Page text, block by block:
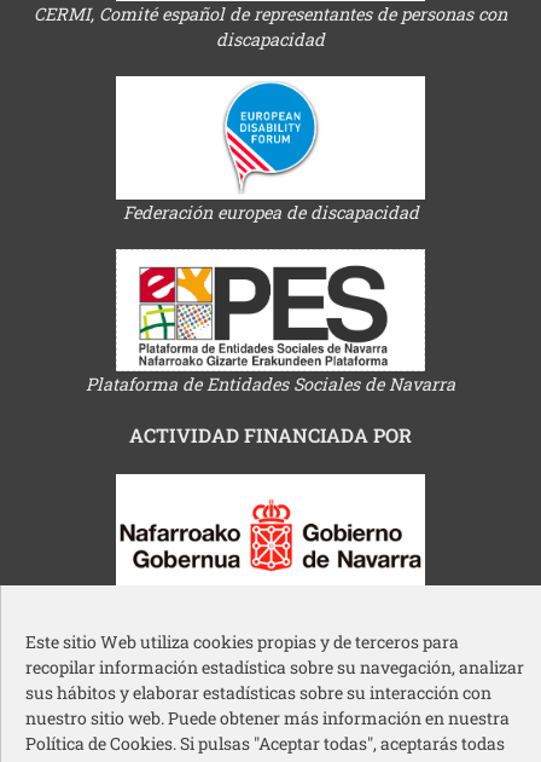
Este sitio Web utiliza cookies propias y de terceros para
recopilar información estadística sobre su navegación, analizar
sus hábitos y elaborar estadísticas sobre su interacción con
nuestro sitio web. Puede obtener más información en nuestra
Política de Cookies. Si pulsas "Aceptar todas", aceptarás todas
CERMI, Comité español de representantes de personas con
discapacidad
Federación europea de discapacidad
Plataforma de Entidades Sociales de Navarra
ACTIVIDAD FINANCIADA POR